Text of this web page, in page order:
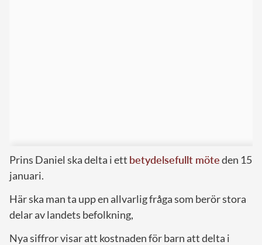
Prins Daniel ska delta i ett betydelsefullt möteden 15
januari.
Här ska man ta upp en allvarlig fråga som berör stora
delar av landets befolkning,
Nya siffror visar att kostnaden för barn att delta i